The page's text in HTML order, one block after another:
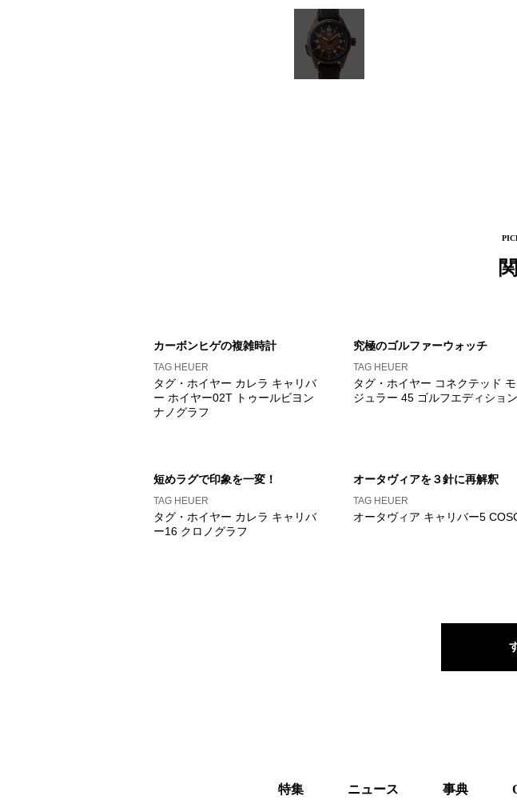
カーボンヒゲの複雑時計
TAG HEUER
タグ・ホイヤー カレラ キャリバ
ー ホイヤー02T トゥールビヨン
ナノグラフ
究極のゴルファーウォッチ
TAG HEUER
タグ・ホイヤー コネクテッド モ
ジュラー 45 ゴルフエディション
短めラグで印象を一変！
TAG HEUER
タグ・ホイヤー カレラ キャリバ
ー16 クロノグラフ
オータヴィアを３針に再解釈
TAG HEUER
オータヴィア キャリバー5
特集 ニュース 事典